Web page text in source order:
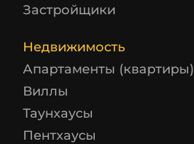
Застройщики
Недвижимость
Апартаменты (квартиры)
Виллы
Таунхаусы
Пентхаусы